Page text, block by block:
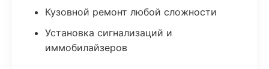
Кузовной ремонт любой сложности
Установка сигнализаций и
иммобилайзеров